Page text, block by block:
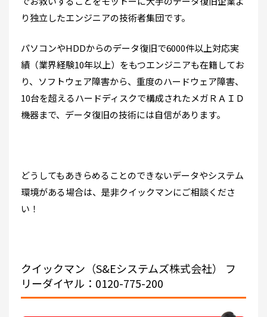
り独立したエンジニアの技術者集団です。
パソコンやHDDからのデータ復旧で6000件以上対応実
績（業界経験10年以上）をもつエンジニアも在籍してお
り、ソフトウェア障害から、重度のハードウェア障害、
10台を超えるハードディスクで構成されたメガＲＡＩＤ
機器まで、データ復旧の技術には自信があります。
どうしてもあきらめることのできないデータやシステム
環境がある場合は、是非クイックマンにご相談くださ
い！
クイックマン（S&Eシステムズ株式会社）
フ
リーダイヤル：0120-775-200